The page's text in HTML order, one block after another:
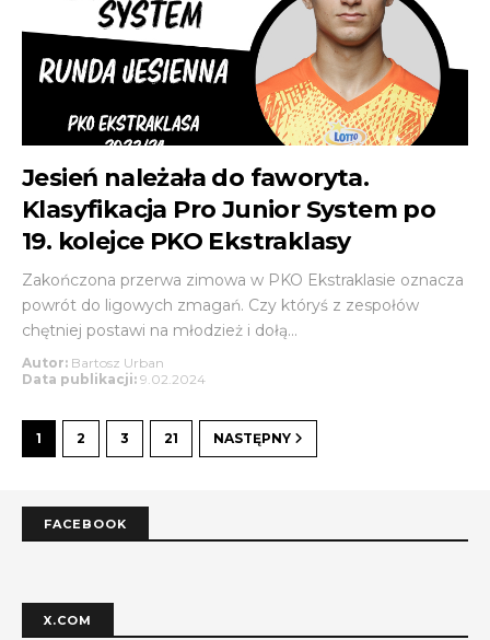
Jesień należała do faworyta.
Klasyfikacja Pro Junior System po
19. kolejce PKO Ekstraklasy
Zakończona przerwa zimowa w PKO Ekstraklasie oznacza
powrót do ligowych zmagań. Czy któryś z zespołów
chętniej postawi na młodzież i dołą...
Autor: Bartosz Urban
Data publikacji: 9.02.2024
1 2 3 21 NASTĘPNY
FACEBOOK
X.COM